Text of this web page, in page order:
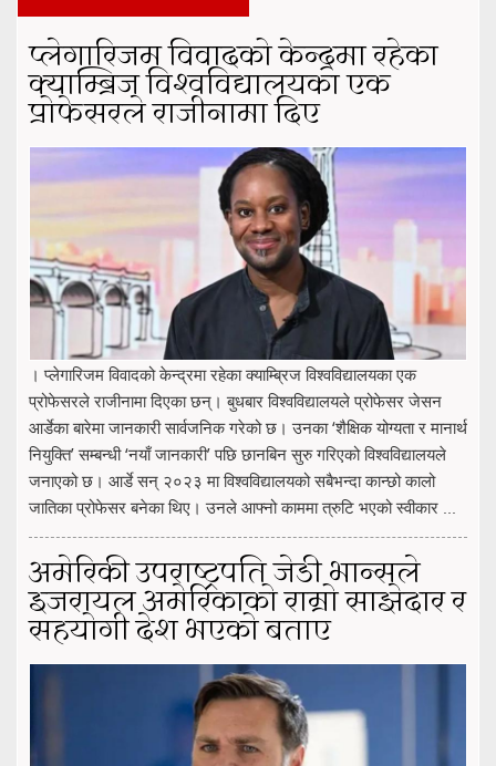
प्लेगारिजम विवादको केन्द्रमा रहेका
क्याम्ब्रिज विश्वविद्यालयका एक
प्रोफेसरले राजीनामा दिए
। प्लेगारिजम विवादको केन्द्रमा रहेका क्याम्ब्रिज विश्वविद्यालयका एक
प्रोफेसरले राजीनामा दिएका छन्। बुधबार विश्वविद्यालयले प्रोफेसर जेसन
आर्डेका बारेमा जानकारी सार्वजनिक गरेको छ। उनका ‘शैक्षिक योग्यता र मानार्थ
नियुक्ति’ सम्बन्धी ‘नयाँ जानकारी’ पछि छानबिन सुरु गरिएको विश्वविद्यालयले
जनाएको छ। आर्डे सन् २०२३ मा विश्वविद्यालयको सबैभन्दा कान्छो कालो
जातिका प्रोफेसर बनेका थिए। उनले आफ्नो काममा त्रुटि भएको स्वीकार ...
अमेरिकी उपराष्ट्रपति जेडी भान्सले
इजरायल अमेरिकाको राम्रो साझेदार र
सहयोगी देश भएको बताए